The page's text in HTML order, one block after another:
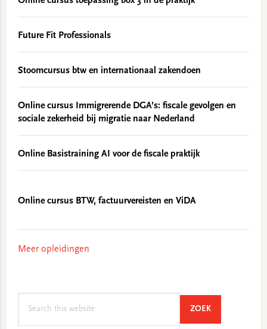
Future Fit Professionals
Stoomcursus btw en internationaal zakendoen
Online cursus Immigrerende DGA’s: fiscale gevolgen en
sociale zekerheid bij migratie naar Nederland
Online Basistraining AI voor de fiscale praktijk
Online cursus BTW, factuurvereisten en ViDA
Meer opleidingen
ZOEKSEARCH